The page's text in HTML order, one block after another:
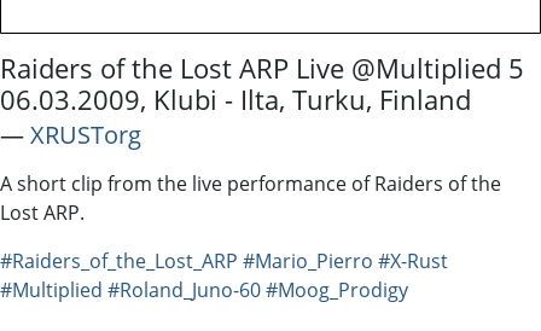
Raiders of the Lost ARP Live @Multiplied 5
06.03.2009, Klubi - Ilta, Turku, Finland
―XRUSTorg
A short clip from the live performance of Raiders of the
Lost ARP.
#Raiders_of_the_Lost_ARP #Mario_Pierro #X-Rust
#Multiplied #Roland_Juno-60#Moog_Prodigy